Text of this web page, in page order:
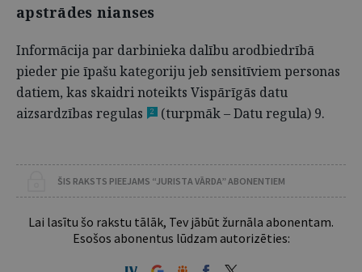
apstrādes nianses
Informācija par darbinieka dalību arodbiedrībā
pieder pie īpašu kategoriju jeb sensitīviem personas
datiem, kas skaidri noteikts Vispārīgās datu
aizsardzības regulas
2 (turpmāk – Datu regula) 9.
ŠIS RAKSTS PIEEJAMS “JURISTA VĀRDA” ABONENTIEM
Lai lasītu šo rakstu tālāk, Tev jābūt žurnāla abonentam.
Esošos abonentus lūdzam autorizēties: